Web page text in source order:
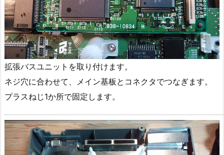
拡張バスユニットを取り付けます。
ネジ穴に合わせて、メイン基板とコネクタでつなぎます。
プラスねじ1か所で固定します。